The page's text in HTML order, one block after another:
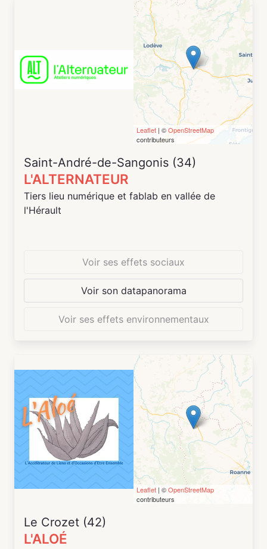
pépinières d'entreprises, salle de créativité et un
Leaflet | ©OpenStreetMap
contributeurs
Saint-André-de-Sangonis (34)
L'ALTERNATEUR
Tiers lieu numérique et fablab en vallée de
l'Hérault
Voir ses effets sociaux
Voir son datapanorama
Voir ses effets environnementaux
Leaflet | ©OpenStreetMap
contributeurs
Le Crozet (42)
L'ALOÉ